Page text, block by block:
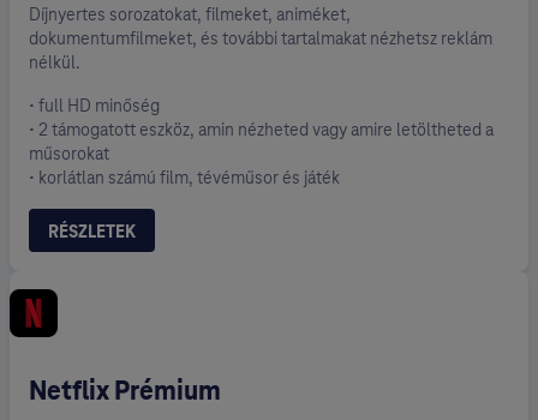
Díjnyertes sorozatokat, filmeket, animéket,
dokumentumfilmeket, és további tartalmakat nézhetsz reklám
nélkül.
• full HD minőség
• 2 támogatott eszköz, amin nézheted vagy amire letöltheted a
műsorokat
• korlátlan számú film, tévéműsor és játék
RÉSZLETEK
Netflix Prémium